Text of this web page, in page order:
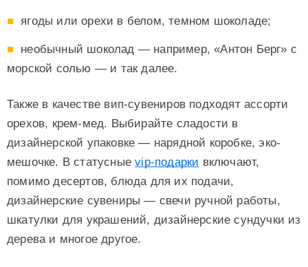
ягоды или орехи в белом, темном шоколаде;
необычный шоколад — например, «Антон Берг» с
морской солью — и так далее.
Также в качестве вип-сувениров подходят ассорти
орехов, крем-мед. Выбирайте сладости в
дизайнерской упаковке — нарядной коробке, эко-
мешочке. В статусныеvip-подарки включают,
помимо десертов, блюда для их подачи,
дизайнерские сувениры — свечи ручной работы,
шкатулки для украшений, дизайнерские сундучки из
дерева и многое другое.